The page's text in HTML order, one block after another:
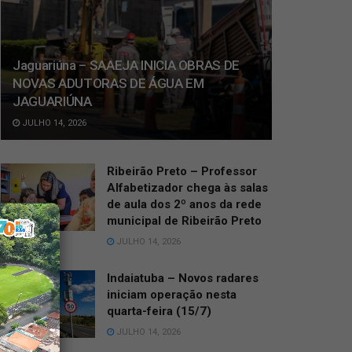
Jaguariúna – SAAEJA INICIA OBRAS DE
NOVAS ADUTORAS DE ÁGUA EM
JAGUARIÚNA
JULHO 14, 2026
Ribeirão Preto – Professor
Alfabetizador chega às salas
de aula dos 2º anos da rede
municipal de Ribeirão Preto
JULHO 14, 2026
Indaiatuba – Novos radares
iniciam operação nesta
quarta-feira (15/7)
JULHO 14, 2026